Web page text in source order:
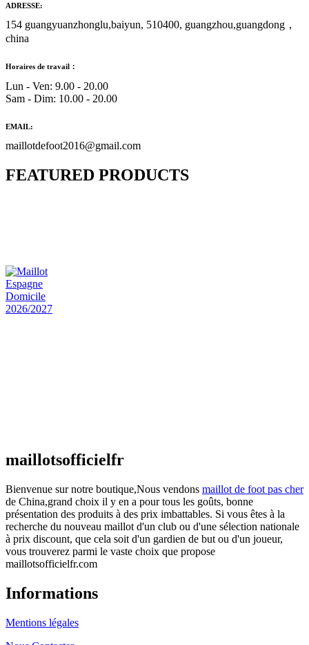
ADRESSE:
154 guangyuanzhonglu,baiyun, 510400, guangzhou,guangdong，
china
Horaires de travail：
Lun - Ven: 9.00 - 20.00
Sam - Dim: 10.00 - 20.00
EMAIL:
maillotdefoot2016@gmail.com
FEATURED PRODUCTS
maillotsofficielfr
Bienvenue sur notre boutique,Nous vendons maillot de foot pas cher
de China,grand choix il y en a pour tous les goûts, bonne
présentation des produits à des prix imbattables. Si vous êtes à la
recherche du nouveau maillot d'un club ou d'une sélection nationale
à prix discount, que cela soit d'un gardien de but ou d'un joueur,
vous trouverez parmi le vaste choix que propose
maillotsofficielfr.com
Informations
Mentions légales